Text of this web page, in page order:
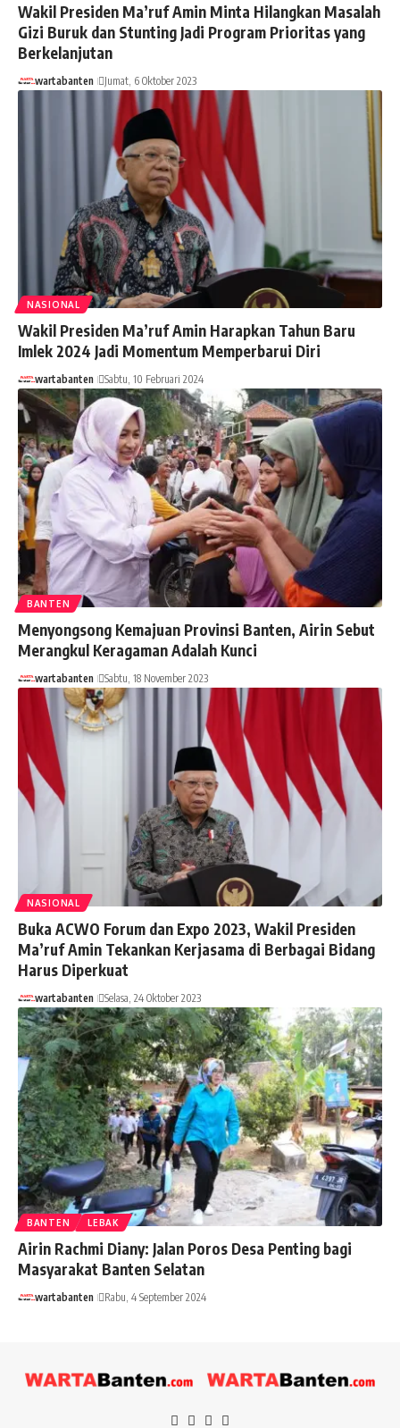
Wakil Presiden Ma’ruf Amin Minta Hilangkan Masalah
Gizi Buruk dan Stunting Jadi Program Prioritas yang
Berkelanjutan
wartabanten Jumat, 6 Oktober 2023
NASIONAL
Wakil Presiden Ma’ruf Amin Harapkan Tahun Baru
Imlek 2024 Jadi Momentum Memperbarui Diri
wartabanten Sabtu, 10 Februari 2024
BANTEN
Menyongsong Kemajuan Provinsi Banten, Airin Sebut
Merangkul Keragaman Adalah Kunci
wartabanten Sabtu, 18 November 2023
NASIONAL
Buka ACWO Forum dan Expo 2023, Wakil Presiden
Ma’ruf Amin Tekankan Kerjasama di Berbagai Bidang
Harus Diperkuat
wartabanten Selasa, 24 Oktober 2023
BANTEN LEBAK
Airin Rachmi Diany: Jalan Poros Desa Penting bagi
Masyarakat Banten Selatan
wartabanten Rabu, 4 September 2024